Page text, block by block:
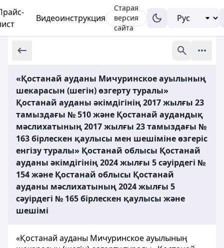
Видеоинструкция
Старая
версия
сайта
«Қостанай ауданы Мичуринское ауылының
шекарасын (шегін) өзгерту туралы»
Қостанай ауданы әкімдігінің 2017 жылғы 23
тамыздағы № 510 және Қостанай аудандық
мәслихатының 2017 жылғы 23 тамыздағы №
163 бірлескен қаулысы мен шешіміне өзгеріс
енгізу туралы» Қостанай облысы Қостанай
ауданы әкімдігінің 2024 жылғы 5 сәуірдегі №
154 және Қостанай облысы Қостанай
ауданы мәслихатының 2024 жылғы 5
сәуірдегі № 165 бірлескен қаулысы және
шешімі
«Қостанай ауданы Мичуринское ауылының